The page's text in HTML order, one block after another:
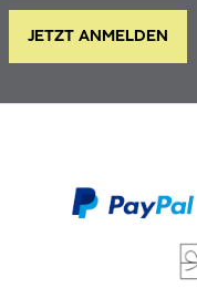
JETZT ANMELDEN